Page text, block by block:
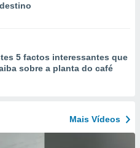
5 factos interessantes que
sobre a planta do café
Mais Vídeos